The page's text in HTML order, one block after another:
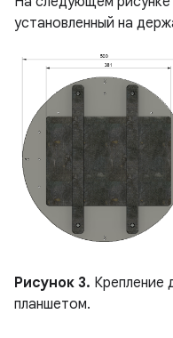
установленный на
Рисунок 3. Крепление
планшетом.